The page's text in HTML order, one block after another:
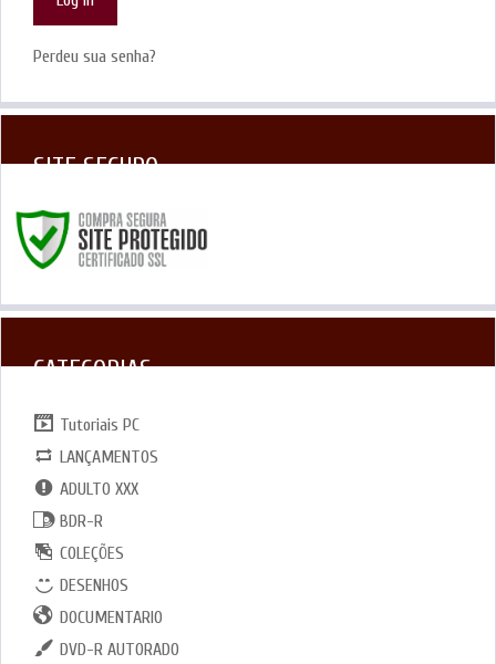
Perdeu sua senha?
SITE SEGURO
CATEGORIAS
Tutoriais PC
LANÇAMENTOS
ADULTO XXX
BDR-R
COLEÇÕES
DESENHOS
DOCUMENTARIO
DVD-R AUTORADO